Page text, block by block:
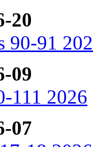
20
90-91
09
111 2026
07